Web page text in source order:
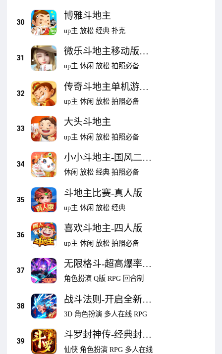
30
博雅斗地主
up主 放松 经典 扑克
31
微乐斗地主移动版
V1.0.0-大话联动
up主 休闲 放松 拍照必备
32
传奇斗地主单机游戏
软件 V1.0
up主 休闲 放松 拍照必备
33
大头斗地主
up主 休闲 放松 拍照必备
34
小小斗地主-国风二次
元
休闲 放松 经典 拍照必备
35
斗地主比赛-真人版
up主 休闲 放松 经典
36
喜欢斗地主-四人版
up主 休闲 放松 拍照必备
37
无限格斗-超高爆率限
时卡池
角色扮演 Q版 RPG 回合制
38
战斗法则-开启全新异
界冒险
3D 角色扮演 多人在线 RPG
39
斗罗封神传-经典封神
传奇
仙侠 角色扮演 RPG 多人在线